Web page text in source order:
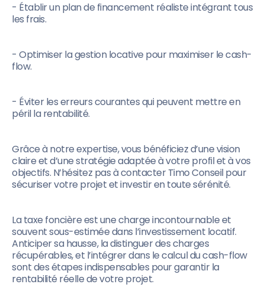
- Établir un plan de financement réaliste intégrant tous
les frais.
- Optimiser la gestion locative pour maximiser le cash-
flow.
- Éviter les erreurs courantes qui peuvent mettre en
péril la rentabilité.
Grâce à notre expertise, vous bénéficiez d’une vision
claire et d’une stratégie adaptée à votre profil et à vos
objectifs. N’hésitez pas à contacter Timo Conseil pour
sécuriser votre projet et investir en toute sérénité.
La taxe foncière est une charge incontournable et
souvent sous-estimée dans l’investissement locatif.
Anticiper sa hausse, la distinguer des charges
récupérables, et l’intégrer dans le calcul du cash-flow
sont des étapes indispensables pour garantir la
rentabilité réelle de votre projet.